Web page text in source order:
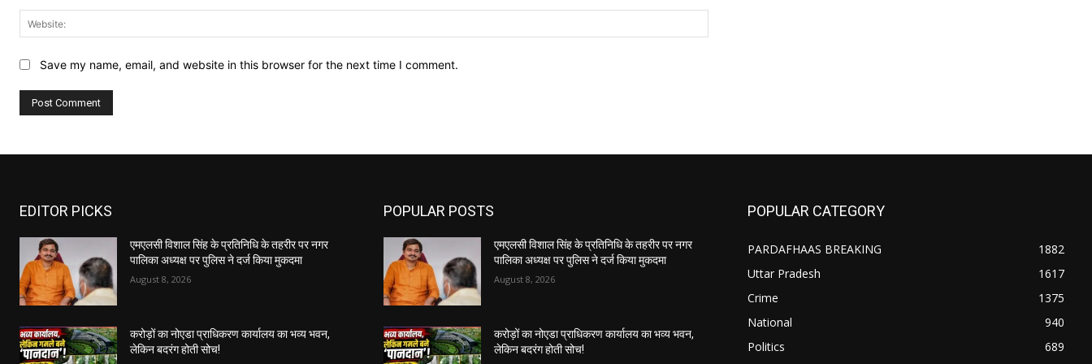
Save my name, email, and website in this browser for the next time I comment.
EDITOR PICKS
एमएलसी विशाल सिंह के प्रतिनिधि के तहरीर पर नगर
पालिका अध्यक्ष पर पुलिस ने दर्ज किया मुकदमा
August 8, 2026
करोड़ों का नोएडा प्राधिकरण कार्यालय का भव्य भवन,
लेकिन बदरंग होती सोच!
POPULAR POSTS
एमएलसी विशाल सिंह के प्रतिनिधि के तहरीर पर नगर
पालिका अध्यक्ष पर पुलिस ने दर्ज किया मुकदमा
August 8, 2026
करोड़ों का नोएडा प्राधिकरण कार्यालय का भव्य भवन,
लेकिन बदरंग होती सोच!
POPULAR CATEGORY
PARDAFHAAS BREAKING
1882
Uttar Pradesh
1617
Crime
1375
National
940
Politics
689